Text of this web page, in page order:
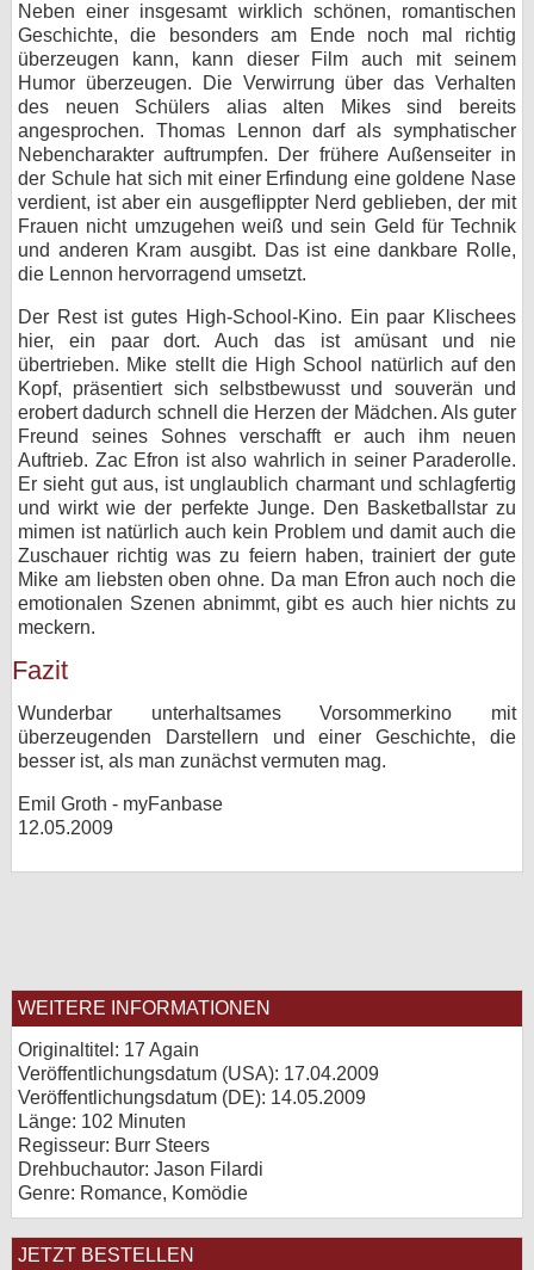
Neben einer insgesamt wirklich schönen, romantischen
Geschichte, die besonders am Ende noch mal richtig
überzeugen kann, kann dieser Film auch mit seinem
Humor überzeugen. Die Verwirrung über das Verhalten
des neuen Schülers alias alten Mikes sind bereits
angesprochen. Thomas Lennon darf als symphatischer
Nebencharakter auftrumpfen. Der frühere Außenseiter in
der Schule hat sich mit einer Erfindung eine goldene Nase
verdient, ist aber ein ausgeflippter Nerd geblieben, der mit
Frauen nicht umzugehen weiß und sein Geld für Technik
und anderen Kram ausgibt. Das ist eine dankbare Rolle,
die Lennon hervorragend umsetzt.
Der Rest ist gutes High-School-Kino. Ein paar Klischees
hier, ein paar dort. Auch das ist amüsant und nie
übertrieben. Mike stellt die High School natürlich auf den
Kopf, präsentiert sich selbstbewusst und souverän und
erobert dadurch schnell die Herzen der Mädchen. Als guter
Freund seines Sohnes verschafft er auch ihm neuen
Auftrieb. Zac Efron ist also wahrlich in seiner Paraderolle.
Er sieht gut aus, ist unglaublich charmant und schlagfertig
und wirkt wie der perfekte Junge. Den Basketballstar zu
mimen ist natürlich auch kein Problem und damit auch die
Zuschauer richtig was zu feiern haben, trainiert der gute
Mike am liebsten oben ohne. Da man Efron auch noch die
emotionalen Szenen abnimmt, gibt es auch hier nichts zu
meckern.
Fazit
Wunderbar unterhaltsames Vorsommerkino mit
überzeugenden Darstellern und einer Geschichte, die
besser ist, als man zunächst vermuten mag.
Emil Groth - myFanbase
12.05.2009
WEITERE INFORMATIONEN
Originaltitel: 17 Again
Veröffentlichungsdatum (USA): 17.04.2009
Veröffentlichungsdatum (DE): 14.05.2009
Länge: 102 Minuten
Regisseur: Burr Steers
Drehbuchautor: Jason Filardi
Genre: Romance, Komödie
JETZT BESTELLEN